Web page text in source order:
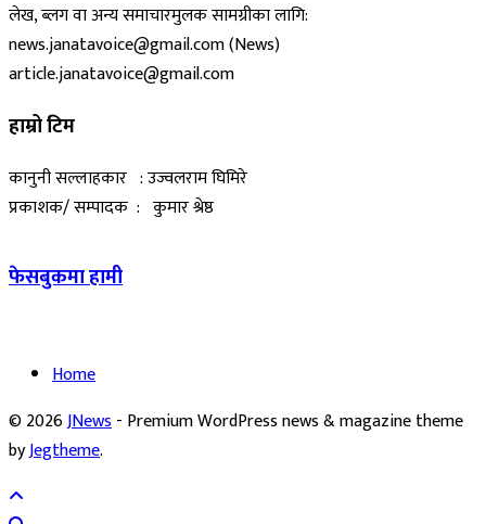
लेख, ब्लग वा अन्य समाचारमुलक सामग्रीका लागि:
news.janatavoice@gmail.com (News)
article.janatavoice@gmail.com
हाम्रो टिम
कानुनी सल्लाहकार : उज्वलराम घिमिरे
प्रकाशक/ सम्पादक : कुमार श्रेष्ठ
फेसबुकमा हामी
Home
© 2026JNews- Premium WordPress news & magazine theme
byJegtheme.